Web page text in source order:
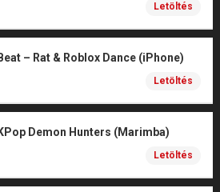
Letöltés
– Rat & Roblox Dance (iPhone)
Letöltés
Demon Hunters (Marimba)
Letöltés